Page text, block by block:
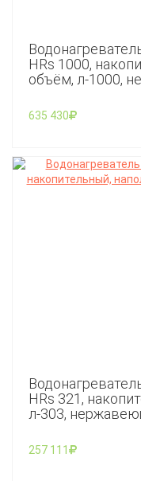
HRs 1000,
объём, л-1000,
635 430
HRs 321,
л-303,
257 111